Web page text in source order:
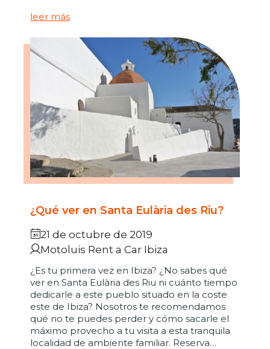
leer más
¿Qué ver en Santa Eulària des Riu?
21 de octubre de 2019
Motoluis Rent a Car Ibiza
¿Es tu primera vez en Ibiza? ¿No sabes qué
ver en Santa Eulària des Riu ni cuánto tiempo
dedicarle a este pueblo situado en la coste
este de Ibiza? Nosotros te recomendamos
qué no te puedes perder y cómo sacarle el
máximo provecho a tu visita a esta tranquila
localidad de ambiente familiar. Reserva…